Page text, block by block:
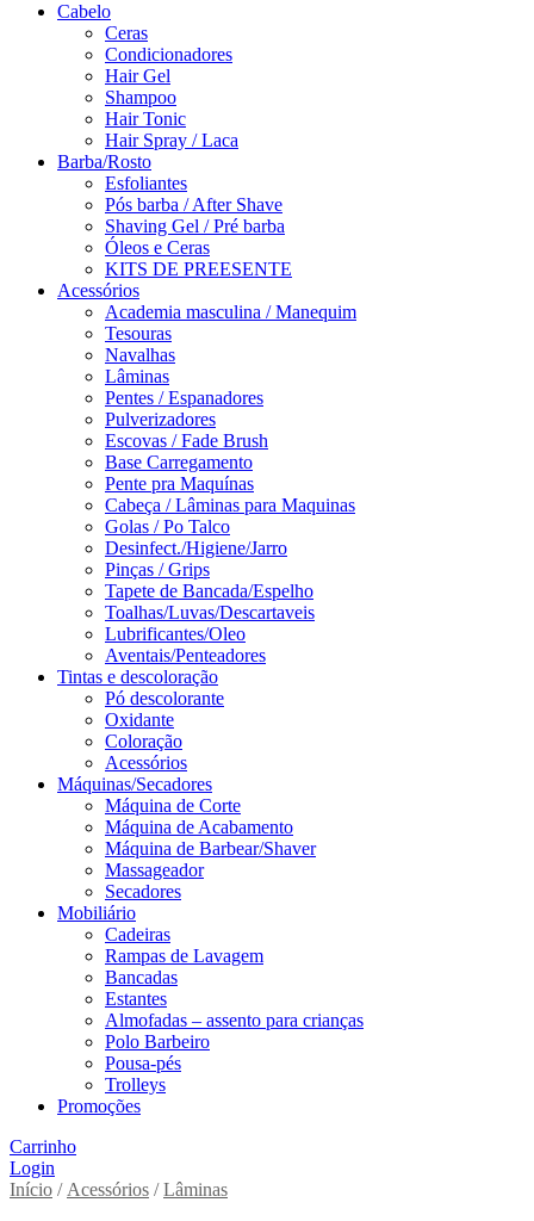
Cabelo
Ceras
Condicionadores
Hair Gel
Shampoo
Hair Tonic
Hair Spray / Laca
Barba/Rosto
Esfoliantes
Pós barba / After Shave
Shaving Gel / Pré barba
Óleos e Ceras
KITS DE PREESENTE
Acessórios
Academia masculina / Manequim
Tesouras
Navalhas
Lâminas
Pentes / Espanadores
Pulverizadores
Escovas / Fade Brush
Base Carregamento
Pente pra Maquínas
Cabeça / Lâminas para Maquinas
Golas / Po Talco
Desinfect./Higiene/Jarro
Pinças / Grips
Tapete de Bancada/Espelho
Toalhas/Luvas/Descartaveis
Lubrificantes/Oleo
Aventais/Penteadores
Tintas e descoloração
Pó descolorante
Oxidante
Coloração
Acessórios
Máquinas/Secadores
Máquina de Corte
Máquina de Acabamento
Máquina de Barbear/Shaver
Massageador
Secadores
Mobiliário
Cadeiras
Rampas de Lavagem
Bancadas
Estantes
Almofadas – assento para crianças
Polo Barbeiro
Pousa-pés
Trolleys
Promoções
Carrinho
Login
Início / Acessórios /Lâminas